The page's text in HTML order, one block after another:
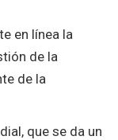
en línea la
de la
de la
que se da un